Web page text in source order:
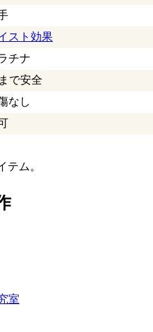
スト効果
チナ
で安全
なし
テム。
室